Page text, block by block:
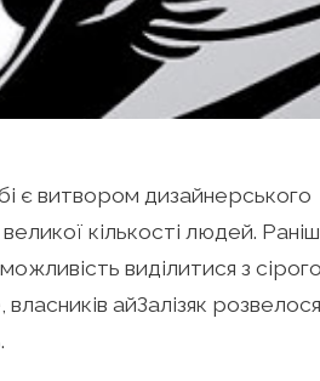
є витвором дизайнерського
кількості людей.
виділитися з
айЗалізяк розвелося